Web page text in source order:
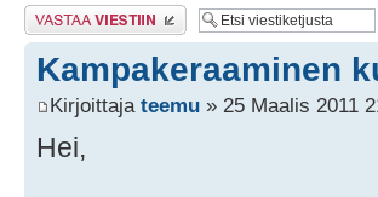
Lähetä vastaus
Kampakeraaminen
Kirjoittaja teemu » 25 Maalis 2011
Hei,